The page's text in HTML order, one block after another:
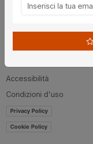
Chi siamo
Disclaimer
Accessibilità
Condizioni d'uso
Privacy Policy
Cookie Policy